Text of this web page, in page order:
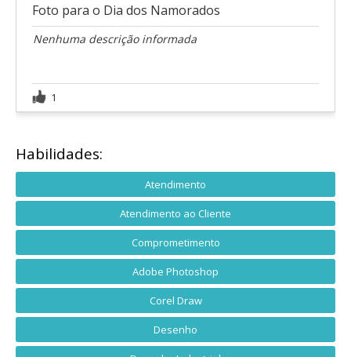
Foto para o Dia dos Namorados
Nenhuma descrição informada
1
Habilidades:
Atendimento
Atendimento ao Cliente
Comprometimento
Adobe Photoshop
Corel Draw
Desenho